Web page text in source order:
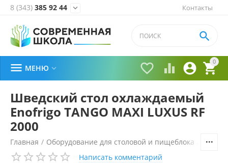
Контакты
8 (343) 385 92 44 
0


 

 МЕНЮ 
Шведский стол охлаждаемый
Enofrigo TANGO MAXI LUXUS RF
2000
Главная / Оборудование для столовой и пищеблока
Написать комментарий